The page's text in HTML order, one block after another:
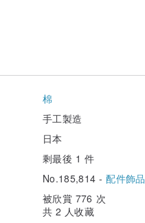
棉
手工製造
日本
剩最後 1 件
No.185,814 -配件飾品
被欣賞 776 次
共 2 人收藏